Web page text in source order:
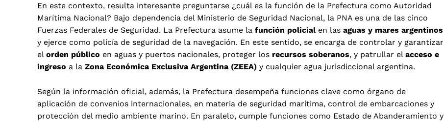
En este contexto, resulta interesante preguntarse ¿cuál es la función de la Prefectura como Autoridad
Marítima Nacional? Bajo dependencia del Ministerio de Seguridad Nacional, la PNA es una de las cinco
Fuerzas Federales de Seguridad. La Prefectura asume la función policialen las aguas y mares argentinos
y ejerce como policía de seguridad de la navegación. En este sentido, se encarga de controlar y garantizar
el orden público en aguas y puertos nacionales, proteger los recursos soberanos, y patrullar el acceso e
ingreso a la Zona Económica Exclusiva Argentina (ZEEA) y cualquier agua jurisdiccional argentina.
Según la información oficial, además, la Prefectura desempeña funciones clave como órgano de
aplicación de convenios internacionales, en materia de seguridad marítima, control de embarcaciones y
protección del medio ambiente marino. En paralelo, cumple funciones como Estado de Abanderamiento y